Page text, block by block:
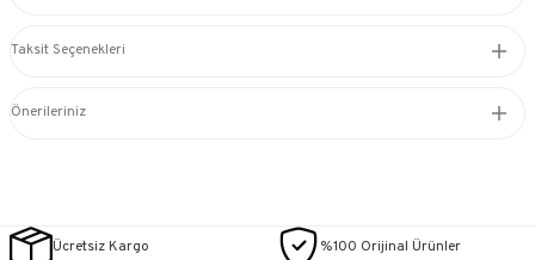
Taksit Seçenekleri
Önerileriniz
Ücretsiz Kargo %100 Orijinal Ürünler